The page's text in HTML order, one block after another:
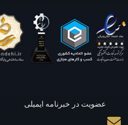
عضویت در خبرنامه ایمیلی